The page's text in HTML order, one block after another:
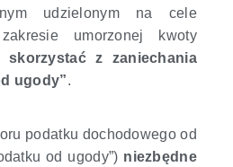
udzielonym na cele
umorzonej kwoty
skorzystać z zaniechania
ugody”.
podatku dochodowego od
od ugody”) niezbędne